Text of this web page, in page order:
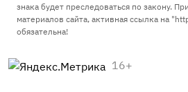
знака будет преследоваться по закону.
материалов сайта, активная ссылка на
обязательна!
16+